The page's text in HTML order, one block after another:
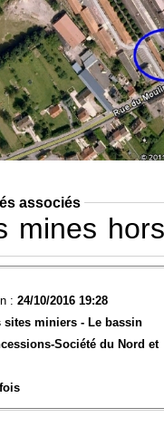
associés
mines
: 24/10/2016 19:28
sites miniers - Le bassin
Société du Nord et